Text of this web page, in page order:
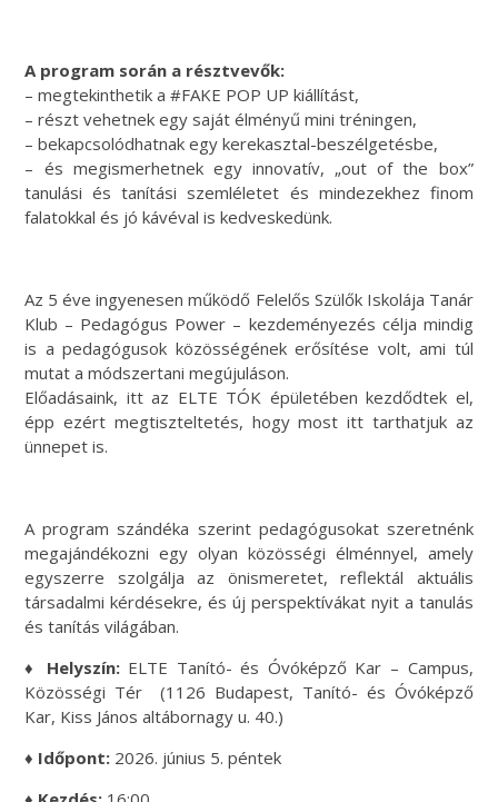
A program során a résztvevők:
– megtekinthetik a #FAKE POP UP kiállítást,
– részt vehetnek egy saját élményű mini tréningen,
– bekapcsolódhatnak egy kerekasztal-beszélgetésbe,
– és megismerhetnek egy innovatív, „out of the box”
tanulási és tanítási szemléletet és mindezekhez finom
falatokkal és jó kávéval is kedveskedünk.
Az 5 éve ingyenesen működő Felelős Szülők Iskolája Tanár
Klub – Pedagógus Power – kezdeményezés célja mindig
is a pedagógusok közösségének erősítése volt, ami túl
mutat a módszertani megújuláson.
Előadásaink, itt az ELTE TÓK épületében kezdődtek el,
épp ezért megtiszteltetés, hogy most itt tarthatjuk az
ünnepet is.
A program szándéka szerint pedagógusokat szeretnénk
megajándékozni egy olyan közösségi élménnyel, amely
egyszerre szolgálja az önismeretet, reflektál aktuális
társadalmi kérdésekre, és új perspektívákat nyit a tanulás
és tanítás világában.
♦ Helyszín:ELTE Tanító- és Óvóképző Kar – Campus,
Közösségi Tér (1126 Budapest, Tanító- és Óvóképző
Kar, Kiss János altábornagy u. 40.)
♦ Időpont: 2026. június 5. péntek